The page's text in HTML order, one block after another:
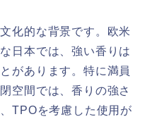
化的な背景です。欧米
日本では、強い香りは
があります。特に満員
空間では、香りの強さ
TPOを考慮した使用が